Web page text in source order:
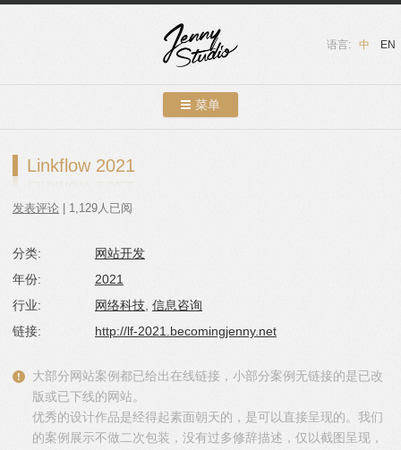
语言: 中 EN
菜单
跳转到内容
友情链接
博客
Linkflow 2021
发表评论 | 1,129人已阅
分类:
网站开发
年份:
2021
行业:
网络科技 信息咨询
链接:
http://lf-2021.becomingjenny.net
大部分网站案例都已给出在线链接，小部分案例无链接的是已改
版或已下线的网站。
优秀的设计作品是经得起素面朝天的，是可以直接呈现的。我们
的案例展示不做二次包装，没有过多修辞描述，仅以截图呈现，